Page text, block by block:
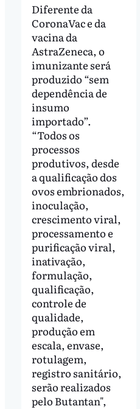
Diferente da
CoronaVac e da
vacina da
AstraZeneca, o
imunizante será
produzido “sem
dependência de
insumo
importado”.
“Todos os
processos
produtivos, desde
a qualificação dos
ovos embrionados,
inoculação,
crescimento viral,
processamento e
purificação viral,
inativação,
formulação,
qualificação,
controle de
qualidade,
produção em
escala, envase,
rotulagem,
registro sanitário,
serão realizados
pelo Butantan",